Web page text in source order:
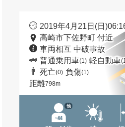
2019年4月21日(日
高崎市下佐野町 付近
車両相互 中破事故
普通乗用車(1) 軽自動車
死亡(0) 負傷(1)
距離798m
他